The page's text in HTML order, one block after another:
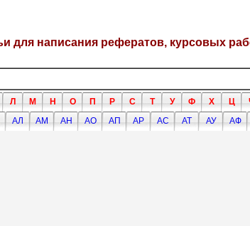
для написания рефератов, курсовых
Л М Н О П Р С Т У Ф Х Ц
АЛ АМ АН АО АП АР АС АТ АУ АФ